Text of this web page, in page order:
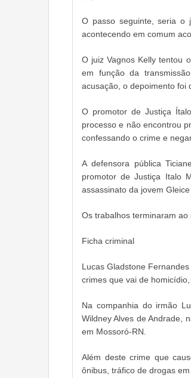
O passo seguinte, seria o
acontecendo em comum
O juiz Vagnos Kelly tentou
em função da
acusação, o depoimento foi
O promotor de Justiça
processo e não encontrou
confessando o crime e
A defensora pública
promotor de Justiça Italo
assassinato da jovem
Os trabalhos terminaram ao
Ficha criminal
Lucas Gladstone
crimes que vai de
Na companhia do irmão
Wildney Alves de Andrade,
em Mossoró-RN.
Além deste crime que
ônibus, tráfico de drogas